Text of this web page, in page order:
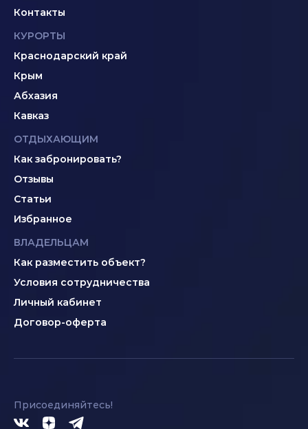
Контакты
КУРОРТЫ
Краснодарский край
Крым
Абхазия
Кавказ
ОТДЫХАЮЩИМ
Как забронировать?
Отзывы
Статьи
Избранное
ВЛАДЕЛЬЦАМ
Как разместить объект?
Условия сотрудничества
Личный кабинет
Договор-оферта
Присоединяйтесь!